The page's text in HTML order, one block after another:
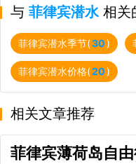
与 菲律宾潜水相关
菲律宾潜水季节(30)
菲律宾潜水价格(20)
相关文章推荐